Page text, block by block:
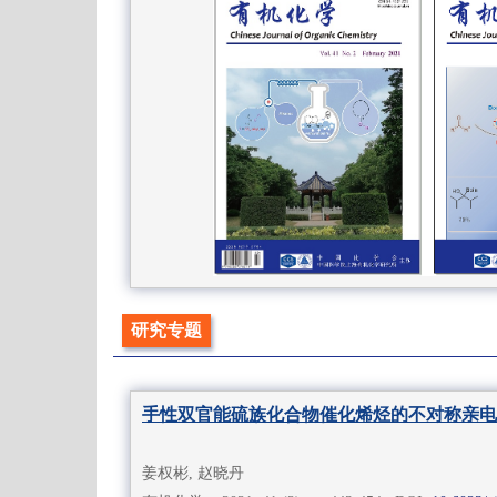
研究专题
手性双官能硫族化合物催化烯烃的不对称亲
姜权彬, 赵晓丹